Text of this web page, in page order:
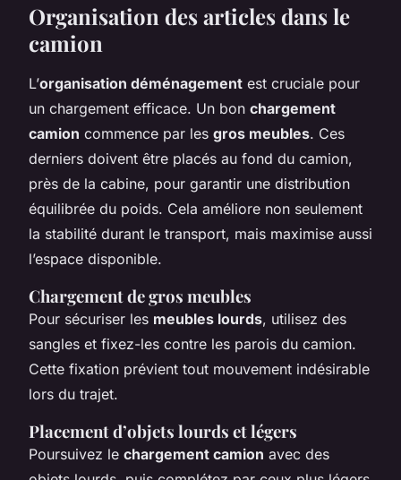
Organisation des articles dans le
camion
L’organisation déménagement est cruciale pour
un chargement efficace. Un bon chargement
camion commence par les gros meubles. Ces
derniers doivent être placés au fond du camion,
près de la cabine, pour garantir une distribution
équilibrée du poids. Cela améliore non seulement
la stabilité durant le transport, mais maximise aussi
l’espace disponible.
Chargement de gros meubles
Pour sécuriser les meubles lourds, utilisez des
sangles et fixez-les contre les parois du camion.
Cette fixation prévient tout mouvement indésirable
lors du trajet.
Placement d’objets lourds et légers
Poursuivez le chargement camion avec des